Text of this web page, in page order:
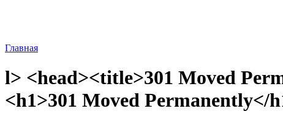
Главная
l> <head><title>301 Moved
<h1>301 Moved Permanently</